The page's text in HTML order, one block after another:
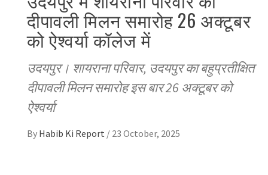
दीपावली मिलन समारोह 26 अक्टूबर
को ऐश्वर्या कॉलेज में
उदयपुर। शायराना परिवार, उदयपुर का बहुप्रतीक्षित
दीपावली मिलन समारोह इस बार 26 अक्टूबर को
ऐश्वर्या
By Habib Ki Report / 23 October, 2025